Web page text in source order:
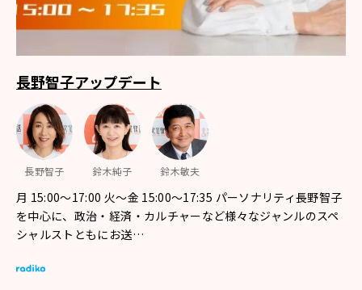
長野智子アップデート
長野智子 鈴木純子 鈴木敏夫
月 15:00～17:00 火～金 15:00～17:35 パーソナリティ長野智子
を中心に、政治・経済・カルチャーなど様々なジャンルのスペ
シャルストともにお送…